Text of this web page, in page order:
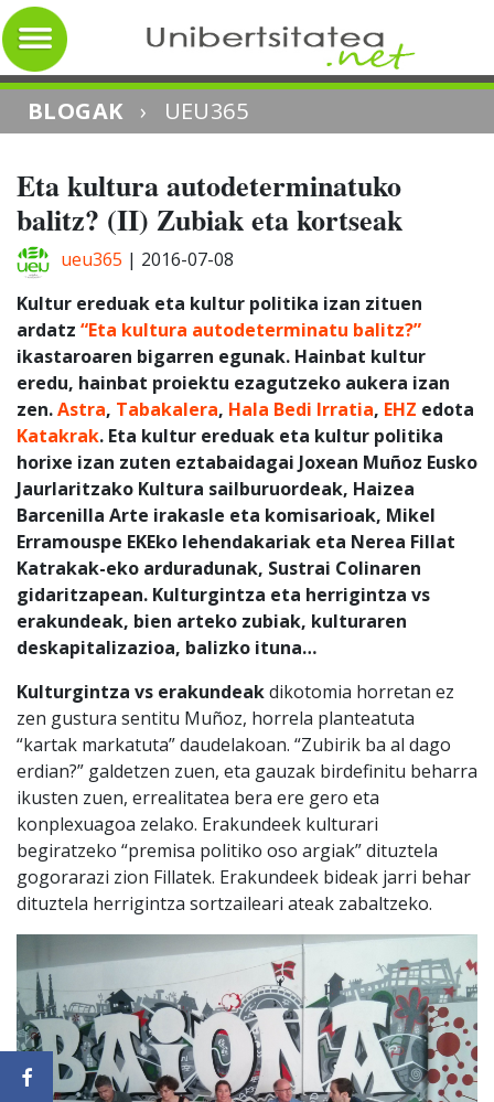
BLOGAK › UEU365
Eta kultura autodeterminatuko
balitz? (II) Zubiak eta kortseak
ueu365 | 2016-07-08
Kultur ereduak eta kultur politika izan zituen
ardatz “Eta kultura autodeterminatu balitz?”
ikastaroaren bigarren egunak. Hainbat kultur
eredu, hainbat proiektu ezagutzeko aukera izan
zen.Astra, Tabakalera, Hala Bedi Irratia, EHZ edota
Katakrak. Eta kultur ereduak eta kultur politika
horixe izan zuten eztabaidagai Joxean Muñoz Eusko
Jaurlaritzako Kultura sailburuordeak, Haizea
Barcenilla Arte irakasle eta komisarioak, Mikel
Erramouspe EKEko lehendakariak eta Nerea Fillat
Katrakak-eko arduradunak, Sustrai Colinaren
gidaritzapean. Kulturgintza eta herrigintza vs
erakundeak, bien arteko zubiak, kulturaren
deskapitalizazioa, balizko ituna…
Kulturgintza vs erakundeakdikotomia horretan ez
zen gustura sentitu Muñoz, horrela planteatuta
“kartak markatuta” daudelakoan. “Zubirik ba al dago
erdian?” galdetzen zuen, eta gauzak birdefinitu beharra
ikusten zuen, errealitatea bera ere gero eta
konplexuagoa zelako. Erakundeek kulturari
begiratzeko “premisa politiko oso argiak” dituztela
gogorarazi zion Fillatek. Erakundeek bideak jarri behar
dituztela herrigintza sortzaileari ateak zabaltzeko.